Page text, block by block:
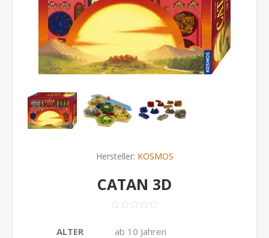
Hersteller: KOSMOS
CATAN 3D
ALTER
ab 10 Jahren